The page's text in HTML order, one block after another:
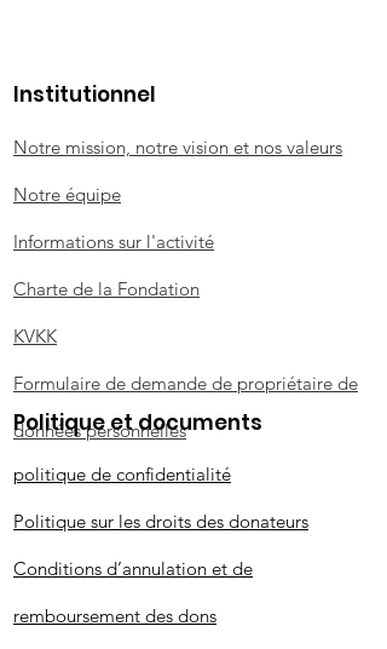
Institutionnel
Notre mission, notre vision et nos valeurs
Notre équipe
Informations sur l'activité
Charte de la Fondation
KVKK
Formulaire de demande de propriétaire de
données personnelles
Politique et documents
politique de confidentialité
Politique sur les droits des donateurs
Conditions d’annulation et de
remboursement des dons